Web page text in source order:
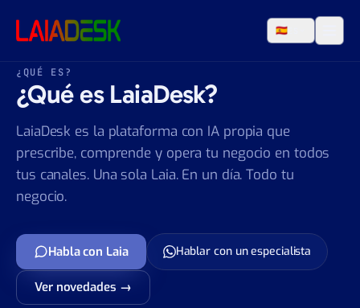
🇪🇸
¿QUÉ ES?
¿Qué es LaiaDesk?
LaiaDesk es la plataforma con IA propia que
prescribe, comprende y opera tu negocio en todos
tus canales. Una sola Laia. En un día. Todo tu
negocio.
Habla con Laia Hablar con un especialista
Ver novedades →